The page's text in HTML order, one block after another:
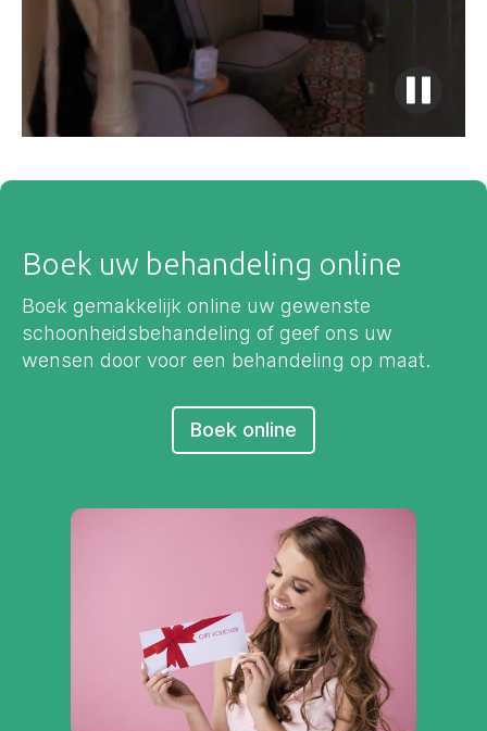
Boek uw behandeling online
Boek gemakkelijk online uw gewenste
schoonheidsbehandeling of geef ons uw
wensen door voor een behandeling op maat.
Boek online